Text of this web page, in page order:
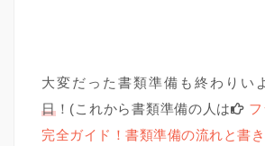
大変だった書類準備も終わりい
日！(これから書類準備の人は
完全ガイド！書類準備の流れと書